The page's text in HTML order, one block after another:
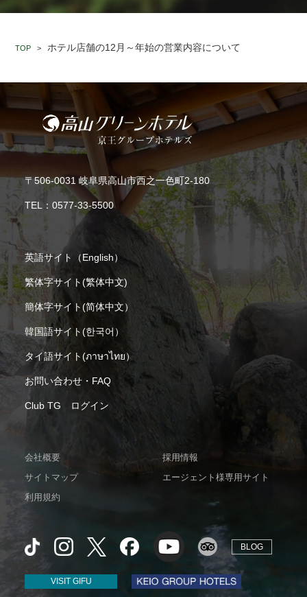
TOP > ホテル店舗の12月～年始の営業内容について
〒506-0031 岐阜県高山市西之一色町2-180
TEL： 0577-33-5500
英語サイト（English）
繁体字サイト(繁体中文)
簡体字サイト(简体中文）
韓国語サイト(한국어）
タイ語サイト(ภาษาไทย）
お問い合わせ・FAQ
Club TG ログイン
会社概要
採用情報
サイトマップ
エージェント様専用サイト
利用規約
BLOG
VISIT GIFU